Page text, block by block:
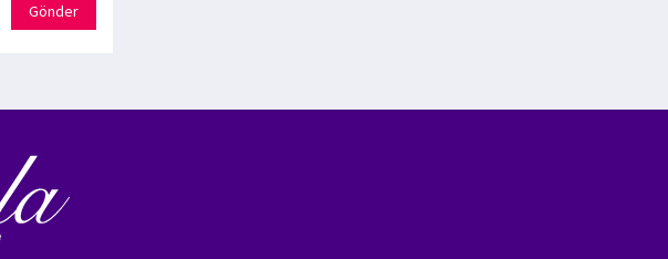
Gönder